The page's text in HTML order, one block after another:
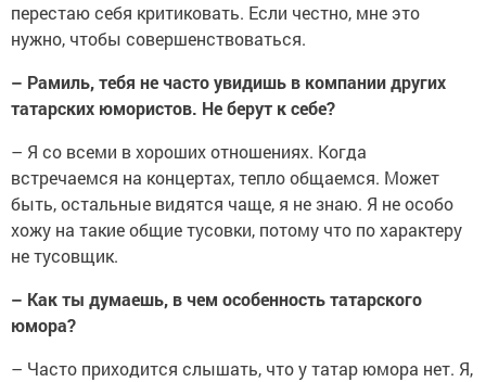
перестаю себя критиковать. Если честно, мне это
нужно, чтобы совершенствоваться.
– Рамиль, тебя не часто увидишь в компании других
татарских юмористов. Не берут к себе?
– Я со всеми в хороших отношениях. Когда
встречаемся на концертах, тепло общаемся. Может
быть, остальные видятся чаще, я не знаю. Я не особо
хожу на такие общие тусовки, потому что по характеру
не тусовщик.
– Как ты думаешь, в чем особенность татарского
юмора?
– Часто приходится слышать, что у татар юмора нет. Я,